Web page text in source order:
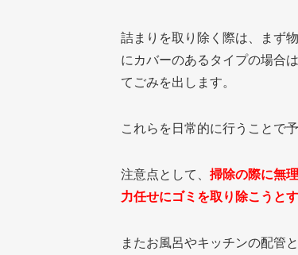
詰まりを取り除く際は、まず
にカバーのあるタイプの場合
てごみを出します。
これらを日常的に行うことで
注意点として、 掃除の際に無
力任せにゴミを取り除こうと
またお風呂やキッチンの配管